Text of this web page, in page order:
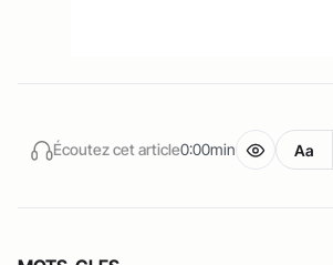
Écoutez cet article0:00min Aa